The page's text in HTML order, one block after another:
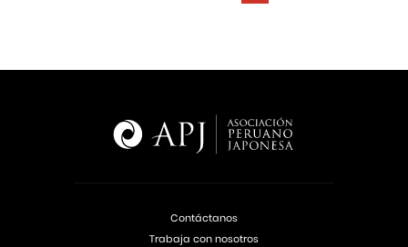
Contáctanos
Trabaja con nosotros